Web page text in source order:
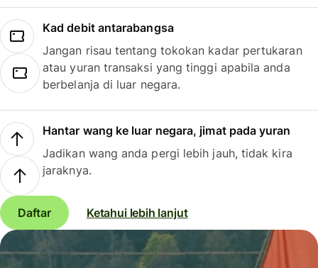
Kad debit antarabangsa
Jangan risau tentang tokokan kadar pertukaran
atau yuran transaksi yang tinggi apabila anda
berbelanja di luar negara.
Hantar wang ke luar negara, jimat pada yuran
Jadikan wang anda pergi lebih jauh, tidak kira
jaraknya.
Daftar Ketahui lebih lanjut